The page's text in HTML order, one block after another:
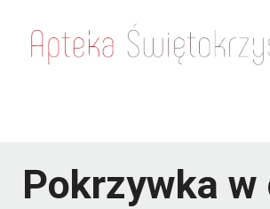
Pokrzywka w